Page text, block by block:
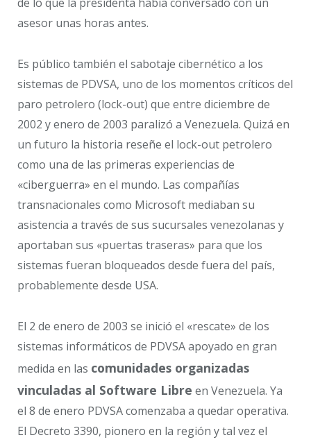
asesor unas horas antes.
Es público también el sabotaje cibernético a los
sistemas de PDVSA, uno de los momentos críticos del
paro petrolero (lock-out) que entre diciembre de
2002 y enero de 2003 paralizó a Venezuela. Quizá en
un futuro la historia reseñe el lock-out petrolero
como una de las primeras experiencias de
«ciberguerra» en el mundo. Las compañías
transnacionales como Microsoft mediaban su
asistencia a través de sus sucursales venezolanas y
aportaban sus «puertas traseras» para que los
sistemas fueran bloqueados desde fuera del país,
probablemente desde USA.
El 2 de enero de 2003 se inició el «rescate» de los
sistemas informáticos de PDVSA apoyado en gran
medida en las comunidades organizadas
vinculadas al Software Libre en Venezuela. Ya
el 8 de enero PDVSA comenzaba a quedar operativa.
El Decreto 3390, pionero en la región y tal vez el